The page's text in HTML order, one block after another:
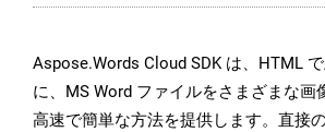
Aspose.Words Cloud SDK は、HTML
に、MS Word ファイルをさまざまな画
高速で簡単な方法を提供します。直接